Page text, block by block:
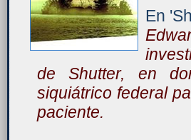
En
de Shutter, en
siquiátrico federal
paciente.